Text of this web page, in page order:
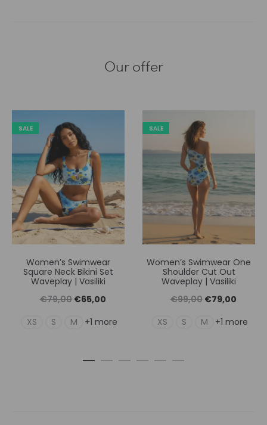
Our offer
SALE
Women’s Swimwear
Square Neck Bikini Set
Waveplay | Vasiliki
€79,00 Original
price
€65,00Η
XS S M +1 more
SALE
Women’s Swimwear One
Shoulder Cut Out
Waveplay | Vasiliki
€99,00 Original
price
€79,00Η
XS S M +1 more